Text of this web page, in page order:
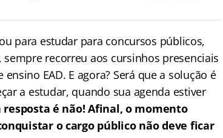
para estudar para concursos públicos,
recorreu aos cursinhos presenciais
EAD. E agora? Será que a solução é
a estudar, quando sua agenda estiver
resposta é não! Afinal, o momento
o cargo público não deve ficar